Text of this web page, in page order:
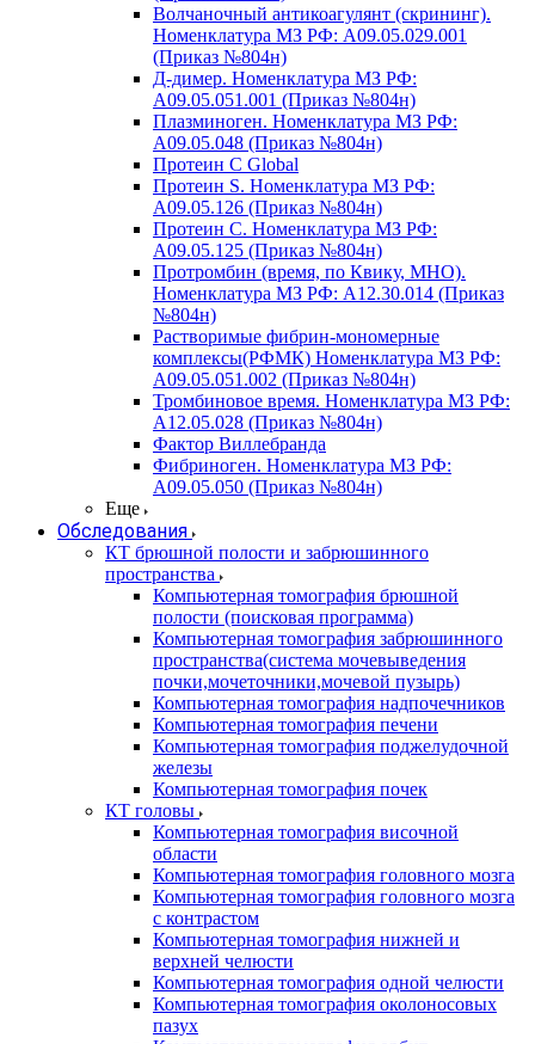
Волчаночный антикоагулянт (скрининг).
Номенклатура МЗ РФ: A09.05.029.001
(Приказ №804н)
Д-димер. Номенклатура МЗ РФ:
A09.05.051.001 (Приказ №804н)
Плазминоген. Номенклатура МЗ РФ:
A09.05.048 (Приказ №804н)
Протеин C Global
Протеин S. Номенклатура МЗ РФ:
A09.05.126 (Приказ №804н)
Протеин С. Номенклатура МЗ РФ:
A09.05.125 (Приказ №804н)
Протромбин (время, по Квику, МНО).
Номенклатура МЗ РФ: A12.30.014 (Приказ
№804н)
Растворимые фибрин-мономерные
комплексы(РФМК) Номенклатура МЗ РФ:
A09.05.051.002 (Приказ №804н)
Тромбиновое время. Номенклатура МЗ РФ:
A12.05.028 (Приказ №804н)
Фактор Виллебранда
Фибриноген. Номенклатура МЗ РФ:
A09.05.050 (Приказ №804н)
Еще
Обследования
КТ брюшной полости и забрюшинного
пространства
Компьютерная томография брюшной
полости (поисковая программа)
Компьютерная томография забрюшинного
пространства(система мочевыведения
почки,мочеточники,мочевой пузырь)
Компьютерная томография надпочечников
Компьютерная томография печени
Компьютерная томография поджелудочной
железы
Компьютерная томография почек
КТ головы
Компьютерная томография височной
области
Компьютерная томография головного мозга
Компьютерная томография головного мозга
с контрастом
Компьютерная томография нижней и
верхней челюсти
Компьютерная томография одной челюсти
Компьютерная томография околоносовых
пазух